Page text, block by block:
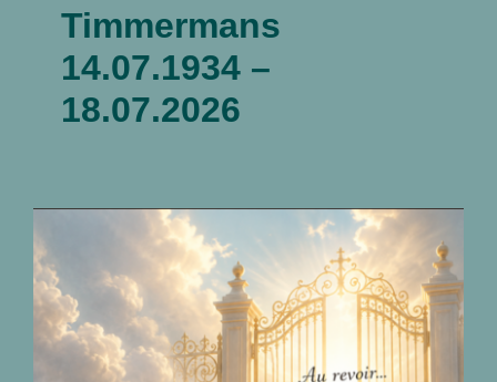
Timmermans
14.07.1934 –
18.07.2026